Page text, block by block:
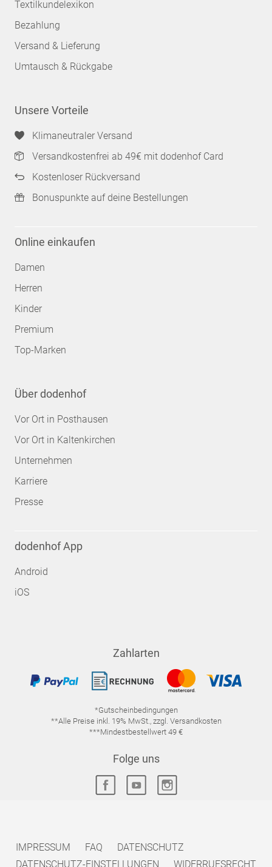
Textilkundelexikon
Bezahlung
Versand & Lieferung
Umtausch & Rückgabe
Unsere Vorteile
Klimaneutraler Versand
Versandkostenfrei ab 49€ mit dodenhof Card
Kostenloser Rückversand
Bonuspunkte auf deine Bestellungen
Online einkaufen
Damen
Herren
Kinder
Premium
Top-Marken
Über dodenhof
Vor Ort in Posthausen
Vor Ort in Kaltenkirchen
Unternehmen
Karriere
Presse
dodenhof App
Android
iOS
Zahlarten
*Gutscheinbedingungen
**Alle Preise inkl. 19% MwSt., zzgl. Versandkosten
***Mindestbestellwert 49 €
Folge uns
IMPRESSUM FAQ
DATENSCHUTZ
DATENSCHUTZ-EINSTELLUNGEN
WIDERRUFSRECHT